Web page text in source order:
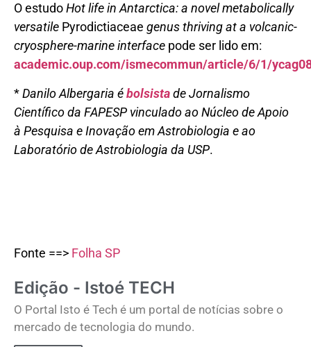
O estudoHot life in Antarctica: a novel metabolically
versatile Pyrodictiaceae genus thriving at a volcanic-
cryosphere-marine interface pode ser lido em:
academic.oup.com/ismecommun/article/6/1/
*Danilo Albergaria ébolsistade Jornalismo
Científico da FAPESP vinculado ao Núcleo de Apoio
à Pesquisa e Inovação em Astrobiologia e ao
Laboratório de Astrobiologia da USP.
Fonte ==> Folha SP
Edição - Istoé TECH
O Portal Isto é Tech é um portal de notícias sobre o
mercado de tecnologia do mundo.